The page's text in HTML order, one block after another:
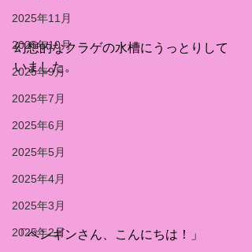
2025年11月
2025年10月
2025年9月
2025年7月
2025年6月
2025年5月
2025年4月
2025年3月
2025年2月
幻想的なクラゲの水槽にうっとりして
いました。
「ペンギンさん、こんにちは！」